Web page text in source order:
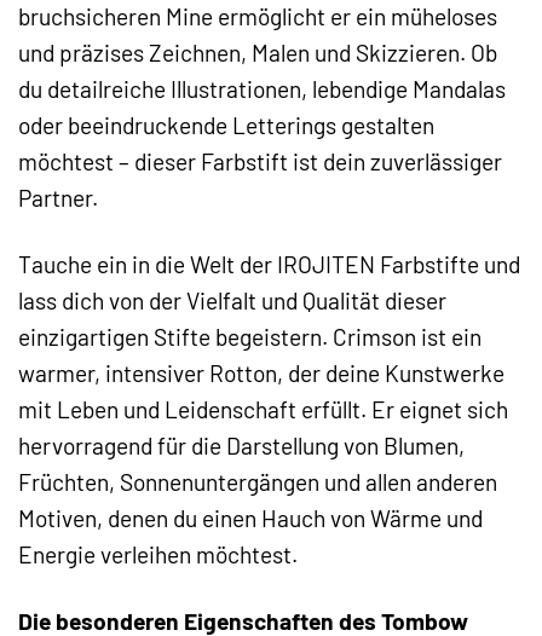
bruchsicheren Mine ermöglicht er ein müheloses
und präzises Zeichnen, Malen und Skizzieren. Ob
du detailreiche Illustrationen, lebendige Mandalas
oder beeindruckende Letterings gestalten
möchtest – dieser Farbstift ist dein zuverlässiger
Partner.
Tauche ein in die Welt der IROJITEN Farbstifte und
lass dich von der Vielfalt und Qualität dieser
einzigartigen Stifte begeistern. Crimson ist ein
warmer, intensiver Rotton, der deine Kunstwerke
mit Leben und Leidenschaft erfüllt. Er eignet sich
hervorragend für die Darstellung von Blumen,
Früchten, Sonnenuntergängen und allen anderen
Motiven, denen du einen Hauch von Wärme und
Energie verleihen möchtest.
Die besonderen Eigenschaften des Tombow